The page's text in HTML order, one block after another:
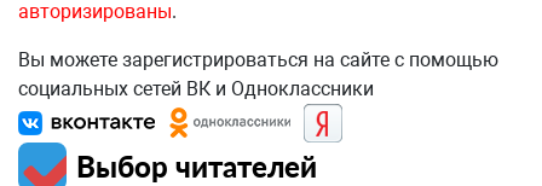
авторизированы.
Вы можете зарегистрироваться на сайте с помощью
социальных сетей ВК и Одноклассники
Выбор читателей